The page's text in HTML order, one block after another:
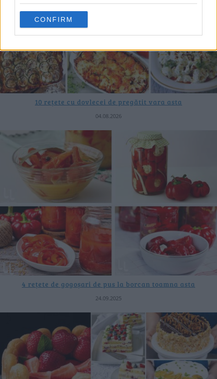
CONFIRM
10 rețete cu dovlecei de pregătit vara asta
04.08.2026
4 rețete de gogoșari de pus la borcan toamna asta
24.09.2025